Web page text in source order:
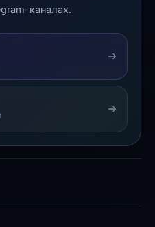
каналах.